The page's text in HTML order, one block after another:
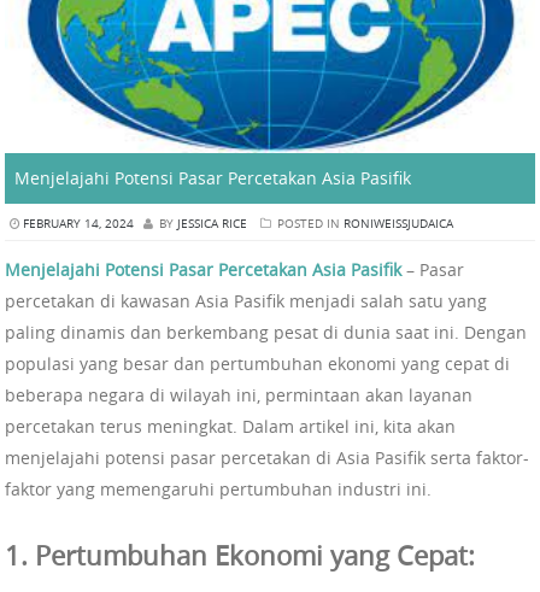
Menjelajahi Potensi Pasar Percetakan Asia Pasifik
FEBRUARY 14, 2024 BY JESSICA RICE POSTED IN RONIWEISSJUDAICA
Menjelajahi Potensi Pasar Percetakan Asia Pasifik– Pasar
percetakan di kawasan Asia Pasifik menjadi salah satu yang
paling dinamis dan berkembang pesat di dunia saat ini. Dengan
populasi yang besar dan pertumbuhan ekonomi yang cepat di
beberapa negara di wilayah ini, permintaan akan layanan
percetakan terus meningkat. Dalam artikel ini, kita akan
menjelajahi potensi pasar percetakan di Asia Pasifik serta faktor-
faktor yang memengaruhi pertumbuhan industri ini.
1. Pertumbuhan Ekonomi yang Cepat: